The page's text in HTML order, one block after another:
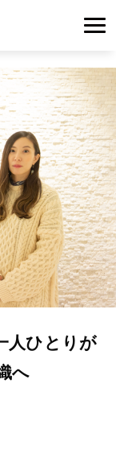
人ひとりが
へ